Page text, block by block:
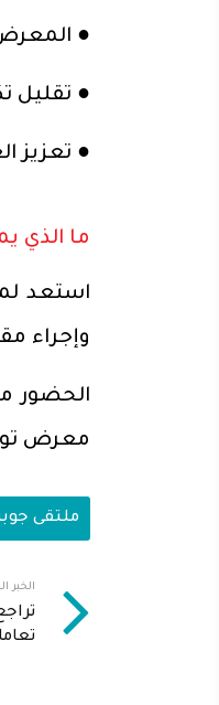
●
● تقليل
● تعزيز
ما الذي
استعد
وإجراء
الحضور
معرض
ملتقى
الخبر